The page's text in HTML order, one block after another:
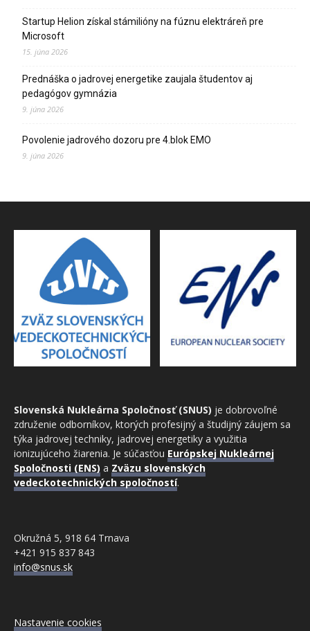
Startup Helion získal stámilióny na fúznu elektráreň pre
Microsoft
15. júna 2026
Prednáška o jadrovej energetike zaujala študentov aj
pedagógov gymnázia
9. júna 2026
Povolenie jadrového dozoru pre 4.blok EMO
9. júna 2026
Slovenská Nukleárna Spoločnosť (SNUS) je dobrovoľné
združenie odborníkov, ktorých profesijný a študijný záujem sa
týka jadrovej techniky, jadrovej energetiky a využitia
ionizujúceho žiarenia. Je súčasťou Európskej Nukleárnej
Spoločnosti (ENS) a Zväzu slovenských
vedeckotechnických spoločností.
Okružná 5, 918 64 Trnava
+421 915 837 843
info@snus.sk
Nastavenie cookies